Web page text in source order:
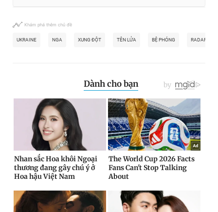
Khám phá thêm chủ đề
UKRAINE NGA XUNG ĐỘT TÊN LỬA BỆ PHÓNG RADAR